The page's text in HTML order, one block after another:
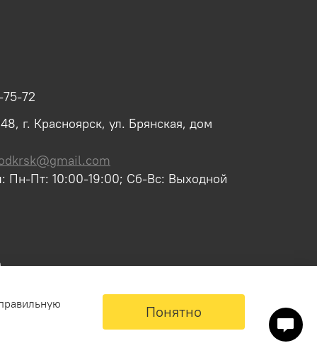
72
г. Красноярск, ул. Брянская, дом
Пн-Пт: 10:00-19:00; Сб-Вс: Выходной
Понятно